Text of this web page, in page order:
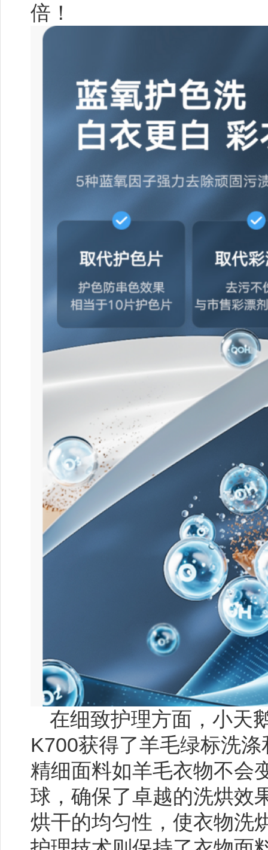
倍！
在细致护理方面，小天
K700获得了羊毛绿标洗
精细面料如羊毛衣物不会
球，确保了卓越的洗烘效
烘干的均匀性，使衣物洗